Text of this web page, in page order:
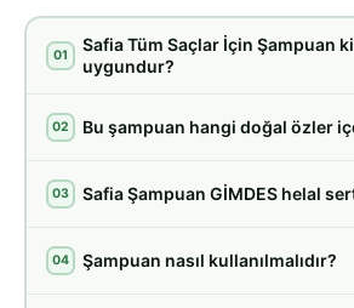
01
Safia Tüm Saçlar İçin Şampuan
uygundur?
02 Bu şampuan hangi doğal özler
03 Safia Şampuan GİMDES helal
04 Şampuan nasıl kullanılmalıdır?